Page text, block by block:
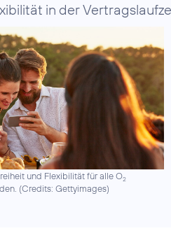
in der
und Flexibilität für alle O2
(Credits: Gettyimages)